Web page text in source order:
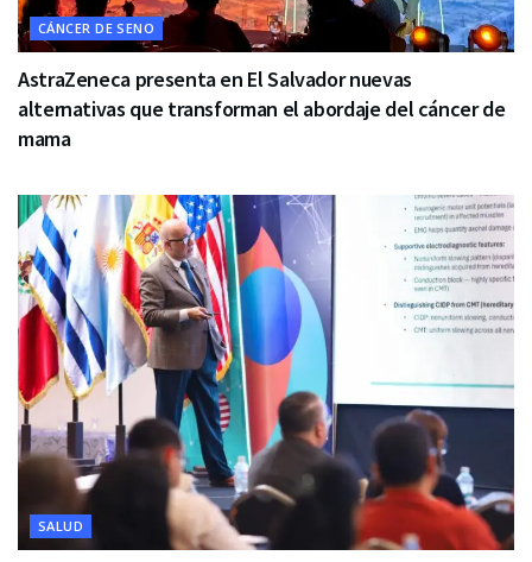
CÁNCER DE SENO
AstraZeneca presenta en El Salvador nuevas
alternativas que transforman el abordaje del cáncer de
mama
SALUD